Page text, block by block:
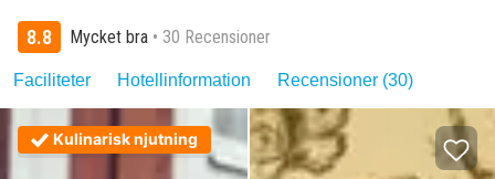
8.8 Mycket bra 30 Recensioner
Faciliteter Hotellinformation Recensioner (30)
Kulinarisk njutning